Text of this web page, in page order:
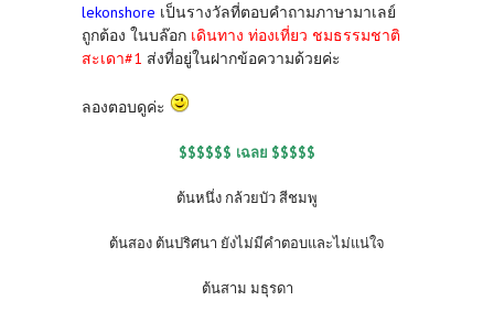
lekonshore เป็นรางวัลที่ตอบคำถามภาษามาเลย์
ถูกต้อง ในบล๊อก เดินทาง ท่องเที่ยว ชมธรรมชาติ
สะเดา#1 ส่งที่อยู่ในฝากข้อความด้วยค่ะ
ลองตอบดูค่ะ
$$$$$$ เฉลย $$$$$
ต้นหนึ่ง กล้วยบัว สีชมพู
ต้นสอง ต้นปริศนา ยังไม่มีคำตอบและไม่แน่ใจ
ต้นสาม มธุรดา